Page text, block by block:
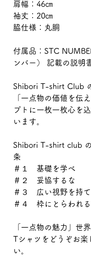
肩幅：46㎝
袖丈：20㎝
脇仕様：丸胴
付属品：STC
ンバー） 記載の説明
Shibori T-shirt Club
「一点物の価値を伝
プトに一枚一枚心を
います。
Shibori T-shirt club
条
＃１ 基礎を学べ
＃２ 妥協するな
＃３ 広い視野を持て
＃４ 枠にとらわれる
「一点物の魅力」世
Tシャツをどうぞお楽
い。